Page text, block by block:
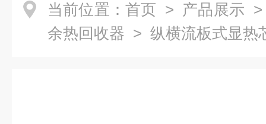
当前位置： 首页 > 产品展示
余热回收器 > 纵横流板式显热